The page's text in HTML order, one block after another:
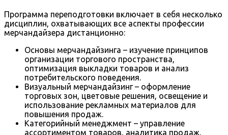
Программа переподготовки включает в себя несколько
дисциплин, охватывающих все аспекты профессии
мерчандайзера дистанционно:
Основы мерчандайзинга – изучение принципов
организации торгового пространства,
оптимизация выкладки товаров и анализ
потребительского поведения.
Визуальный мерчандайзинг – оформление
торговых зон, цветовые решения, освещение и
использование рекламных материалов для
повышения продаж.
Категорийный менеджмент – управление
ассортиментом товаров, аналитика продаж,